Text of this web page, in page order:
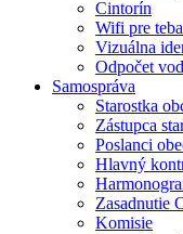
Cintorín
Wifi pre teba
Vizuálna
Odpočet
Samospráva
Starostka
Zástupca
Poslanci
Hlavný
Zasadnutie
Komisie